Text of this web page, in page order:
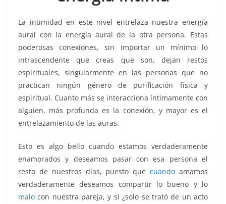
k
La intimidad en este nivel entrelaza nuestra energía
aural con la energía aural de la otra persona. Estas
poderosas conexiones, sin importar un mínimo lo
intrascendente que creas que son, dejan restos
espirituales, singularmente en las personas que no
practican ningún género de purificación física y
espiritual. Cuanto más se interacciona íntimamente con
alguien, más profunda es la conexión, y mayor es el
entrelazamiento de las auras.
Esto es algo bello cuando estamos verdaderamente
enamorados y deseamos pasar con esa persona el
resto de nuestros días, puesto quecuando amamos
verdaderamente deseamos compartir lo bueno y lo
malo con nuestra pareja, y si ¿solo se trató de un acto